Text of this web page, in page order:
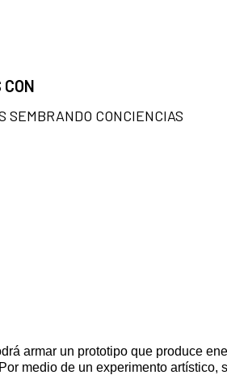
armar un prototipo que produce
medio de un experimento artístico,
SEMBRANDO CONCIENCIAS